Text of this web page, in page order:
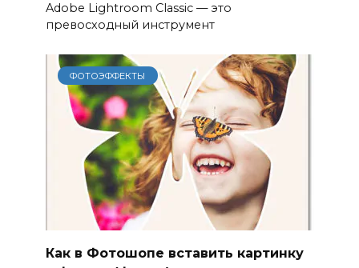
Adobe Lightroom Classic — это
превосходный инструмент
ФОТОЭФФЕКТЫ
Как в Фотошопе вставить картинку